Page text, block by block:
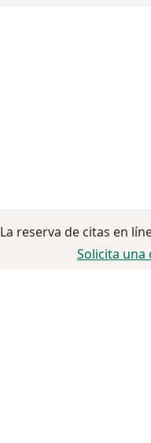
La reserva de citas en
Solicita una